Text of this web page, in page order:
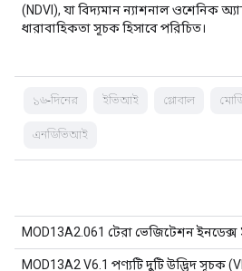
(NDVI), যা বিদ্যমান ন্যাশনাল ওশেনিক
ধারাবাহিকতা সূচক হিসাবে পরিচিত।
১৬-দিনের ইভিআই গ্লোবাল
এনডিভিআই
MOD13A2.061 টেরা ভেজিটেশন ইনডেক্স
MOD13A2 V6.1 পণ্যটি দুটি উদ্ভিদ সূচক